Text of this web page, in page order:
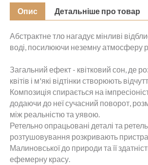
Опис Детальніше про товар
Абстрактне тло нагадує мінливі
воді, посилюючи неземну атмосферу
Загальний ефект - квітковий сон, де
квітів і м'які відтінки створюють
Композиція спирається на
додаючи до неї сучасний поворот,
між реальністю та уявою.
Ретельно опрацьовані деталі та
розтушовування розкривають
Малиновської до природи та її
ефемерну красу.